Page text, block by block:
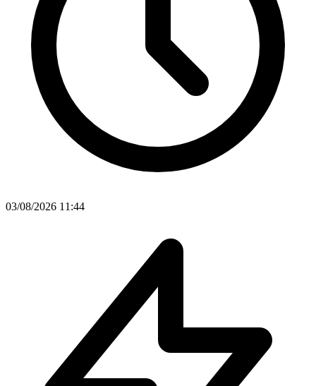
03/08/2026 11:44